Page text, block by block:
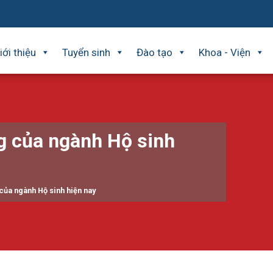
thiệu Tuyển sinh Đào tạo Khoa - Viện
của ngành Hộ sinh
ngành Hộ sinh hiện nay